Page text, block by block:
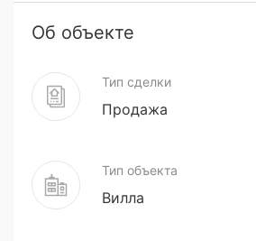
Об объекте
Тип сделки
Продажа
Тип объекта
Вилла